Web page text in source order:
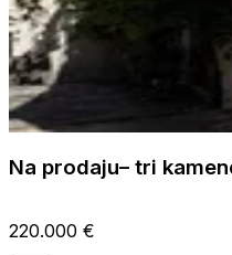
Na prodaju– tri
220.000 €